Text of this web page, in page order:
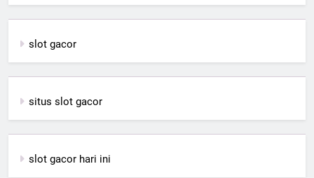
slot gacor
situs slot gacor
slot gacor hari ini